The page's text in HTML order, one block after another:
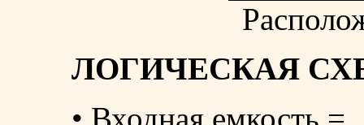
ЛОГИЧЕСКАЯ
• Входная емкость =